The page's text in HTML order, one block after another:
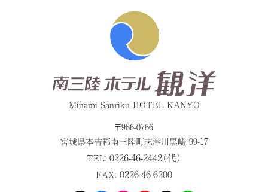
Minami Sanriku HOTEL KANYO
〒986-0766
宮城県本吉郡南三陸町志津川黒崎 99-17
TEL： 0226-46-2442（代）
FAX： 0226-46-6200